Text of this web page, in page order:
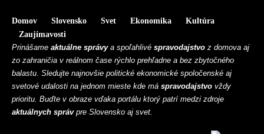
Domov Slovensko Svet Ekonomika
Kultúra
Zaujímavosti
Prinášame aktuálne správya spoľahlivé spravodajstvo z domova aj
zo zahraničia v reálnom čase rýchlo prehľadne a bez zbytočného
balastu. Sledujte najnovšie politické ekonomické spoločenské aj
svetové udalosti na jednom mieste kde má spravodajstvo vždy
prioritu. Buďte v obraze vďaka portálu ktorý patrí medzi zdroje
aktuálnych správpre Slovensko aj svet.